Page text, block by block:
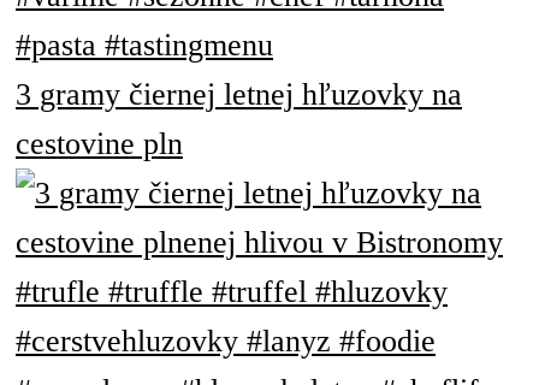
3 gramy čiernej letnej hľuzovky na
cestovine pln